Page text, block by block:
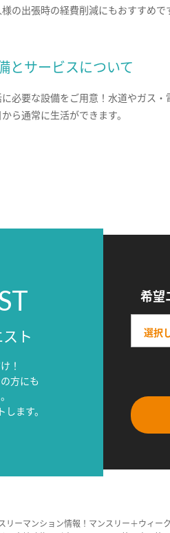
の出張時の経費削減にもおすすめで
とサービスについて
に必要な設備をご用意！水道やガス・
ら通常に生活ができます。
ト
！
方にも
ます。
希望
リーマンション情報！マンスリー＋ウィー